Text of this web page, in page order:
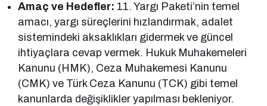
Amaç ve Hedefler: 11. Yargı Paketi’nin temel
amacı, yargı süreçlerini hızlandırmak, adalet
sistemindeki aksaklıkları gidermek ve güncel
ihtiyaçlara cevap vermek. Hukuk Muhakemeleri
Kanunu (HMK), Ceza Muhakemesi Kanunu
(CMK) ve Türk Ceza Kanunu (TCK) gibi temel
kanunlarda değişiklikler yapılması bekleniyor.